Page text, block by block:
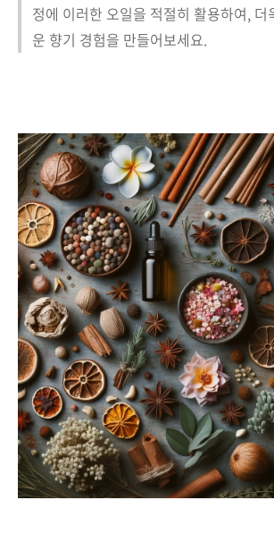
정에 이러한 오일을 적절히 활용하여, 더
운 향기 경험을 만들어보세요.